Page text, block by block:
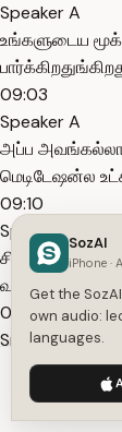
Speaker A
உங்களுடைய
09:03
Speaker A
அப்ப
மெடிடேஷன்ல
09:10
Speaker A
சிவன்
வழிபாடு பண்றது.
09:15
Speaker A
அதோட
அங்க
இருக்கும்.
We use cookies
SozAI
iPhone ·
Get the
own audio:
languages.